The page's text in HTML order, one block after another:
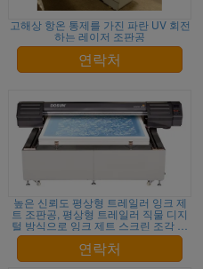
고해상 항온 통제를 가진 파란 UV 회전
하는 레이저 조판공
연락처
높은 신뢰도 평상형 트레일러 잉크 제
트 조판공, 평상형 트레일러 직물 디지
털 방식으로 잉크 제트 스크린 조각 장
비
연락처